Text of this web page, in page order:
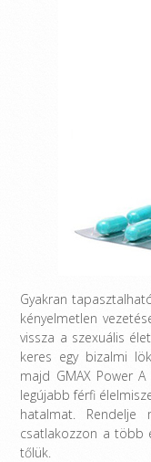
Gyakran
kényelmetlen
vissza a szexuális
keres egy bizalmi
majd GMAX Power
legújabb férfi
hatalmat. Rendelje
csatlakozzon a több
tőlük.